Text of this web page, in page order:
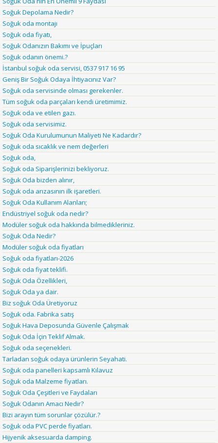
Soğuk Depolama Nedir?
Soğuk oda montajı
Soğuk oda fiyatı,
Soğuk Odanızın Bakımı ve İpuçları
Soğuk odanın önemi.?
İstanbul soğuk oda servisi, 0537 917 16 95
Geniş Bir Soğuk Odaya İhtiyacınız Var?
Soğuk oda servisinde olması gerekenler.
Tüm soğuk oda parçaları kendi üretimimiz.
Soğuk oda ve etilen gazı.
Soğuk oda servisimiz.
Soğuk Oda Kurulumunun Maliyeti Ne Kadardır?
Soğuk oda sıcaklık ve nem değerleri
Soğuk oda,
Soğuk oda Siparişlerinizi bekliyoruz.
Soğuk Oda bizden alınır,
Soğuk oda arızasının ilk işaretleri.
Soğuk Oda Kullanım Alanları;
Endüstriyel soğuk oda nedir?
Modüler soğuk oda hakkında bilmedikleriniz.
Soğuk Oda Nedir?
Modüler soğuk oda fiyatları
Soğuk oda fiyatları-2026
Soğuk oda fiyat teklifi.
Soğuk Oda Özellikleri,
Soğuk Oda ya dair.
Biz soğuk Oda Üretiyoruz
Soğuk oda. Fabrika satış
Soğuk Hava Deposunda Güvenle Çalışmak
Soğuk Oda İçin Teklif Almak.
Soğuk oda seçenekleri.
Tarladan soğuk odaya ürünlerin Seyahati.
Soğuk oda panelleri kapsamlı Kılavuz
Soğuk oda Malzeme fiyatları.
Soğuk Oda Çeşitleri ve Faydaları
Soğuk Odanın Amacı Nedir?
Bizi arayın tüm sorunlar çözülür.?
Soğuk oda PVC perde fiyatları.
Hijyenik aksesuarda damping.